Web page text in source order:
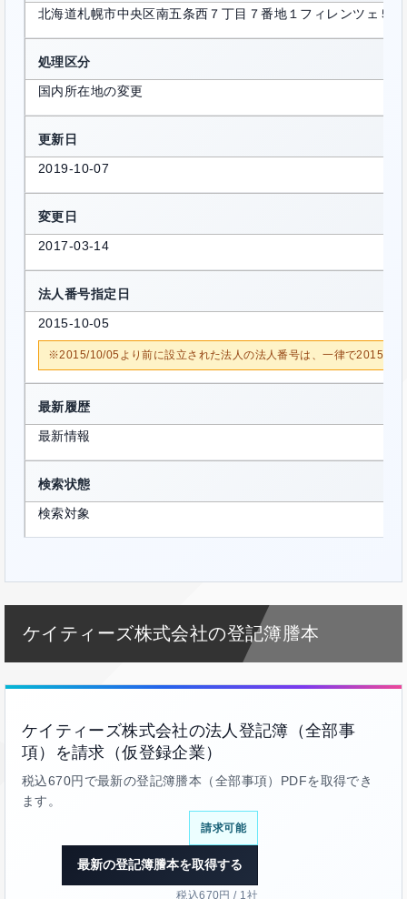
北海道札幌市中央区南五条西７丁目７番地１フィレンツェ５
処理区分
国内所在地の変更
更新日
2019-10-07
変更日
2017-03-14
法人番号指定日
2015-10-05
※2015/10/05より前に設立された法人の法人番号は、一律で2015/10/
最新履歴
最新情報
検索状態
検索対象
ケイティーズ株式会社の登記簿謄本
ケイティーズ株式会社の法人登記簿（全部事
項）を請求（仮登録企業）
税込670円で最新の登記簿謄本（全部事項）PDFを取得でき
ます。
請求可能
最新の登記簿謄本を取得する
税込670円 / 1社